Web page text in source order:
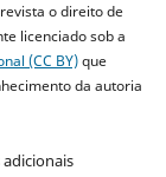
o direito de
licenciado sob a
(CC BY)que
da autoria